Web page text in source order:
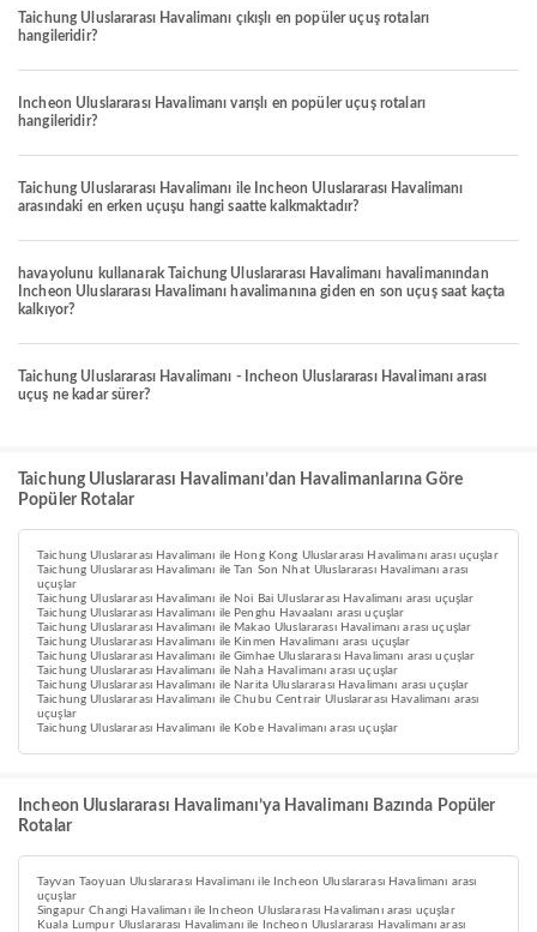
Taichung Uluslararası Havalimanı çıkışlı en popüler uçuş rotaları
hangileridir?
Incheon Uluslararası Havalimanı varışlı en popüler uçuş rotaları
hangileridir?
Taichung Uluslararası Havalimanı ile Incheon Uluslararası Havalimanı
arasındaki en erken uçuşu hangi saatte kalkmaktadır?
havayolunu kullanarak Taichung Uluslararası Havalimanı havalimanından
Incheon Uluslararası Havalimanı havalimanına giden en son uçuş saat kaçta
kalkıyor?
Taichung Uluslararası Havalimanı - Incheon Uluslararası Havalimanı arası
uçuş ne kadar sürer?
Taichung Uluslararası Havalimanı’dan Havalimanlarına Göre
Popüler Rotalar
Taichung Uluslararası Havalimanı ile Hong Kong Uluslararası Havalimanı arası uçuşlar
Taichung Uluslararası Havalimanı ile Tan Son Nhat Uluslararası Havalimanı arası
uçuşlar
Taichung Uluslararası Havalimanı ile Noi Bai Uluslararası Havalimanı arası uçuşlar
Taichung Uluslararası Havalimanı ile Penghu Havaalanı arası uçuşlar
Taichung Uluslararası Havalimanı ile Makao Uluslararası Havalimanı arası uçuşlar
Taichung Uluslararası Havalimanı ile Kinmen Havalimanı arası uçuşlar
Taichung Uluslararası Havalimanı ile Gimhae Uluslararası Havalimanı arası uçuşlar
Taichung Uluslararası Havalimanı ile Naha Havalimanı arası uçuşlar
Taichung Uluslararası Havalimanı ile Narita Uluslararası Havalimanı arası uçuşlar
Taichung Uluslararası Havalimanı ile Chubu Centrair Uluslararası Havalimanı arası
uçuşlar
Taichung Uluslararası Havalimanı ile Kobe Havalimanı arası uçuşlar
Incheon Uluslararası Havalimanı’ya Havalimanı Bazında Popüler
Rotalar
Tayvan Taoyuan Uluslararası Havalimanı ile Incheon Uluslararası Havalimanı arası
uçuşlar
Singapur Changi Havalimanı ile Incheon Uluslararası Havalimanı arası uçuşlar
Kuala Lumpur Uluslararası Havalimanı ile Incheon Uluslararası Havalimanı arası